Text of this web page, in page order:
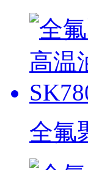
全氟